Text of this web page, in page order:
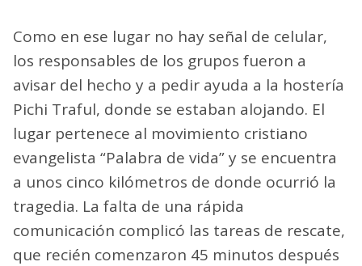
Como en ese lugar no hay señal de celular,
los responsables de los grupos fueron a
avisar del hecho y a pedir ayuda a la hostería
Pichi Traful, donde se estaban alojando. El
lugar pertenece al movimiento cristiano
evangelista “Palabra de vida” y se encuentra
a unos cinco kilómetros de donde ocurrió la
tragedia. La falta de una rápida
comunicación complicó las tareas de rescate,
que recién comenzaron 45 minutos después